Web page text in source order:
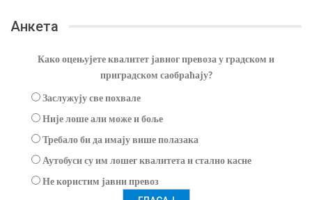
Анкета
Како оцењујете квалитет јавног превоза у градском и
приградском саобраћају?
Заслужују све похвале
Није лоше али може и боље
Требало би да имају више полазака
Аутобуси су им лошег квалитета и стално касне
Не користим јавни превоз